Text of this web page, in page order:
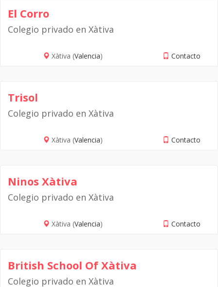
El Corro
Colegio privado en Xàtiva
Xàtiva (Valencia) Contacto
Trisol
Colegio privado en Xàtiva
Xàtiva (Valencia) Contacto
Ninos Xàtiva
Colegio privado en Xàtiva
Xàtiva (Valencia) Contacto
British School Of Xàtiva
Colegio privado en Xàtiva